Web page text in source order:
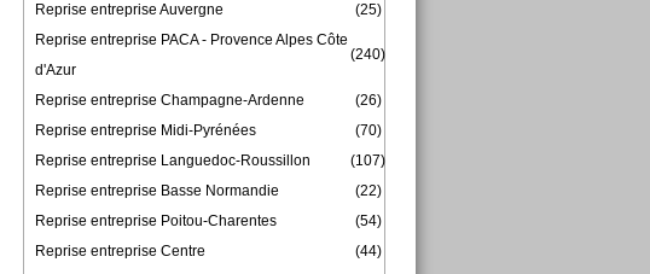
Reprise entreprise Auvergne
(25)
Reprise entreprise PACA - Provence Alpes Côte
d'Azur
(240)
Reprise entreprise Champagne-Ardenne
(26)
Reprise entreprise Midi-Pyrénées
(70)
Reprise entreprise Languedoc-Roussillon
(107)
Reprise entreprise Basse Normandie
(22)
Reprise entreprise Poitou-Charentes
(54)
Reprise entreprise Centre
(44)